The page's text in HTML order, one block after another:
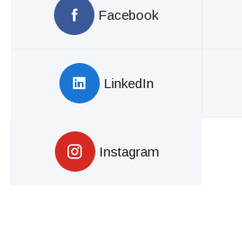
Facebook
LinkedIn
Instagram